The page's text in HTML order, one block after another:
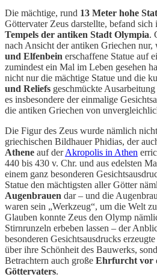
Die mächtige, rund 13 Meter hohe
Göttervater Zeus darstellte, befand
Tempels der antiken Stadt Olympia.
nach Ansicht der antiken Griechen
und Elfenbein erschaffene Statue auf
zumindest ein Mal im Leben gesehen
nicht nur die mächtige Statue und die
und Reliefs geschmückte
es insbesondere der einmalige
die antiken Griechen von
Die Figur des Zeus wurde nämlich
griechischen Bildhauer Phidias, der
Athene auf derAkropolis in Athen
440 bis 430 v. Chr. und aus edelsten
einem ganz besonderen
Statue den mächtigsten aller Götter
Augenbrauen dar – und die
waren sein „Werkzeug“, um die Welt
Glauben konnte Zeus den Olymp
Stirnrunzeln erbeben lassen – der
besonderen Gesichtsausdrucks
über ihre Schönheit des Bauwerks,
Betrachtern auch große Ehrfurcht vor
Göttervaters.